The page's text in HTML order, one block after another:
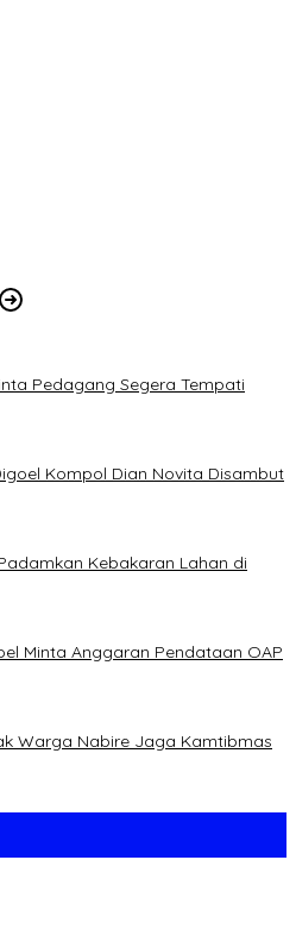
Pedagang Segera Tempati
Kompol Dian Novita Disambut
Kebakaran Lahan di
Minta Anggaran Pendataan OAP
Warga Nabire Jaga Kamtibmas